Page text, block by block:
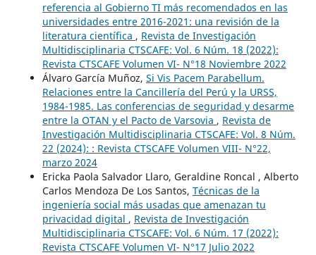
referencia al Gobierno TI más recomendados en las
universidades entre 2016-2021: una revisión de la
literatura científica , Revista de Investigación
Multidisciplinaria CTSCAFE: Vol. 6 Núm. 18 (2022):
Revista CTSCAFE Volumen VI- N°18 Noviembre 2022
Álvaro García Muñoz, Si Vis Pacem Parabellum.
Relaciones entre la Cancillería del Perú y la URSS,
1984-1985. Las conferencias de seguridad y desarme
entre la OTAN y el Pacto de Varsovia , Revista de
Investigación Multidisciplinaria CTSCAFE: Vol. 8 Núm.
22 (2024): : Revista CTSCAFE Volumen VIII- N°22,
marzo 2024
Ericka Paola Salvador Llaro, Geraldine Roncal , Alberto
Carlos Mendoza De Los Santos, Técnicas de la
ingeniería social más usadas que amenazan tu
privacidad digital , Revista de Investigación
Multidisciplinaria CTSCAFE: Vol. 6 Núm. 17 (2022):
Revista CTSCAFE Volumen VI- N°17 Julio 2022